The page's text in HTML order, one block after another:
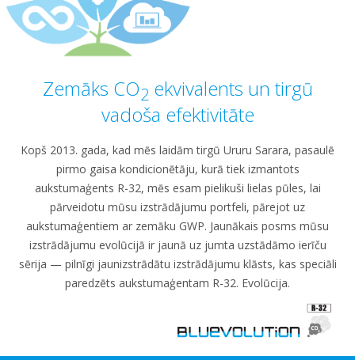
Zemāks CO2 ekvivalents un tirgū
vadoša efektivitāte
Kopš 2013. gada, kad mēs laidām tirgū Ururu Sarara, pasaulē
pirmo gaisa kondicionētāju, kurā tiek izmantots
aukstumaģents R-32, mēs esam pielikuši lielas pūles, lai
pārveidotu mūsu izstrādājumu portfeli, pārejot uz
aukstumaģentiem ar zemāku GWP. Jaunākais posms mūsu
izstrādājumu evolūcijā ir jaunā uz jumta uzstādāmo ierīču
sērija — pilnīgi jaunizstrādātu izstrādājumu klāsts, kas speciāli
paredzēts aukstumaģentam R-32. Evolūcija.